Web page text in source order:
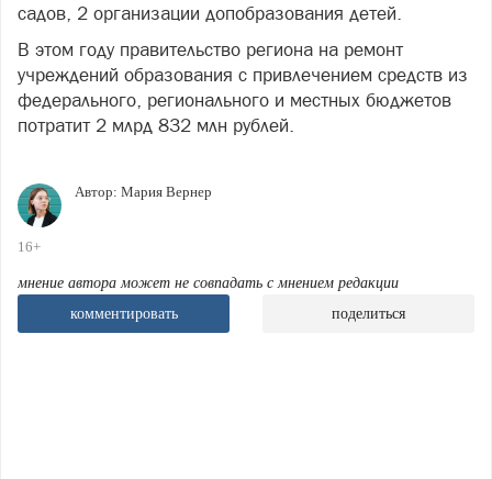
садов, 2 организации допобразования детей.
В этом году правительство региона на ремонт
учреждений образования с привлечением средств из
федерального, регионального и местных бюджетов
потратит 2 млрд 832 млн рублей.
Автор: Мария Вернер
16+
мнение автора может не совпадать с мнением редакции
комментировать
поделиться